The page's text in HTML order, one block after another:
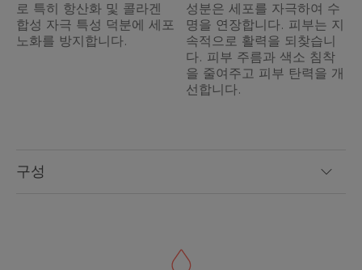
구성
로 특히 항산화 및 콜라겐
합성 자극 특성 덕분에 세포
노화를 방지합니다.
성분은 세포를 자극하여 수
명을 연장합니다. 피부는 지
속적으로 활력을 되찾습니
다. 피부 주름과 색소 침착
을 줄여주고 피부 탄력을 개
선합니다.